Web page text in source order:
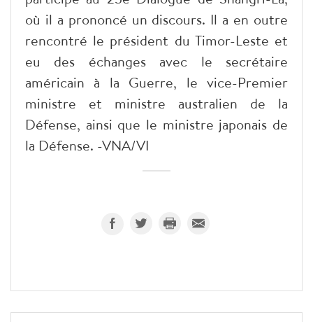
où il a prononcé un discours. Il a en outre
rencontré le président du Timor-Leste et
eu des échanges avec le secrétaire
américain à la Guerre, le vice-Premier
ministre et ministre australien de la
Défense, ainsi que le ministre japonais de
la Défense. -VNA/VI